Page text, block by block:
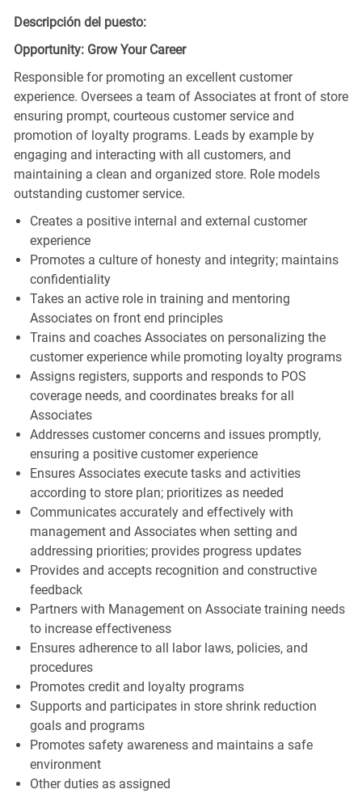
Descripción del puesto:
Opportunity: Grow Your Career
Responsible for promoting an excellent customer
experience. Oversees a team of Associates at front of store
ensuring prompt, courteous customer service and
promotion of loyalty programs. Leads by example by
engaging and interacting with all customers, and
maintaining a clean and organized store. Role models
outstanding customer service.
Creates a positive internal and external customer
experience
Promotes a culture of honesty and integrity; maintains
confidentiality
Takes an active role in training and mentoring
Associates on front end principles
Trains and coaches Associates on personalizing the
customer experience while promoting loyalty programs
Assigns registers, supports and responds to POS
coverage needs, and coordinates breaks for all
Associates
Addresses customer concerns and issues promptly,
ensuring a positive customer experience
Ensures Associates execute tasks and activities
according to store plan; prioritizes as needed
Communicates accurately and effectively with
management and Associates when setting and
addressing priorities; provides progress updates
Provides and accepts recognition and constructive
feedback
Partners with Management on Associate training needs
to increase effectiveness
Ensures adherence to all labor laws, policies, and
procedures
Promotes credit and loyalty programs
Supports and participates in store shrink reduction
goals and programs
Promotes safety awareness and maintains a safe
environment
Other duties as assigned